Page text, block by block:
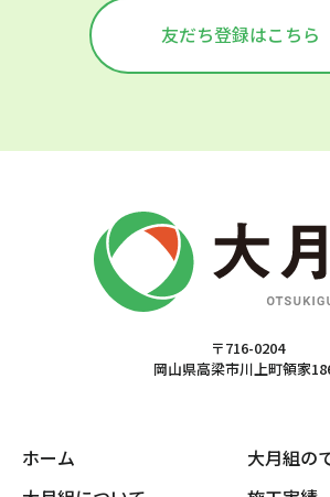
友だち登録はこちら
〒716-0204
岡山県高梁市川上町領家
ホーム
大月組の